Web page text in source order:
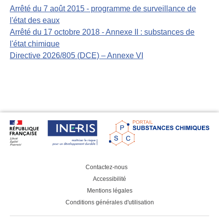
Arrêté du 7 août 2015 - programme de surveillance de
l'état des eaux
Arrêté du 17 octobre 2018 - Annexe II : substances de
l'état chimique
Directive 2026/805 (DCE) – Annexe VI
Contactez-nous
Accessibilité
Mentions légales
Conditions générales d'utilisation